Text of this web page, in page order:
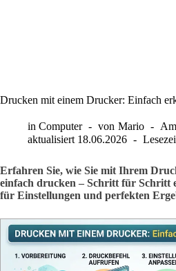
Drucken mit einem Drucker: Einfach
in Computer von Mario Am
aktualisiert 18.06.2026
Erfahren Sie, wie Sie mit Ihrem
einfach drucken – Schritt für Schritt
für Einstellungen und perfekten